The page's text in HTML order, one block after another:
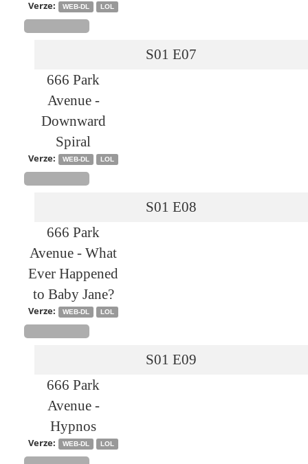
Verze: WEB-DL LOL
S01 E07
666 Park
Avenue -
Downward
Spiral
Verze: WEB-DL LOL
S01 E08
666 Park
Avenue - What
Ever Happened
to Baby Jane?
Verze: WEB-DL LOL
S01 E09
666 Park
Avenue -
Hypnos
Verze: WEB-DL LOL